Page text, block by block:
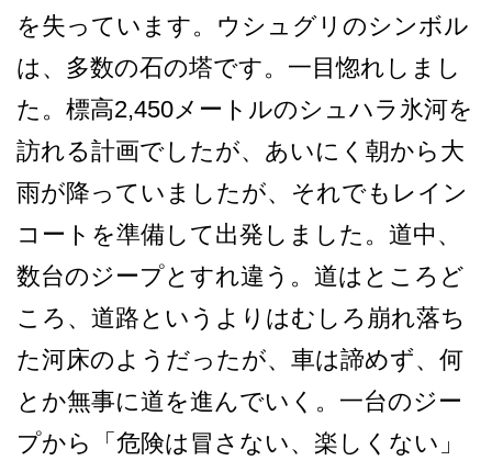
を失っています。ウシュグリのシン­ボル
は、多数の石の塔です。一目惚れしまし
た。標高­2,450メートルのシュハラ氷河を
訪れる計画でし­たが、あいにく朝から大
雨が降っていましたが、それ­でもレイン
コートを準備して出発しました。道中、
数­台のジープとすれ違う。道はところど
ころ、道路とい­うよりはむしろ崩れ落ち
た河床のようだったが、車は­諦めず、何
とか無事に道を進んでいく。一台のジー
プ­から「危険は冒さない、楽しくない」